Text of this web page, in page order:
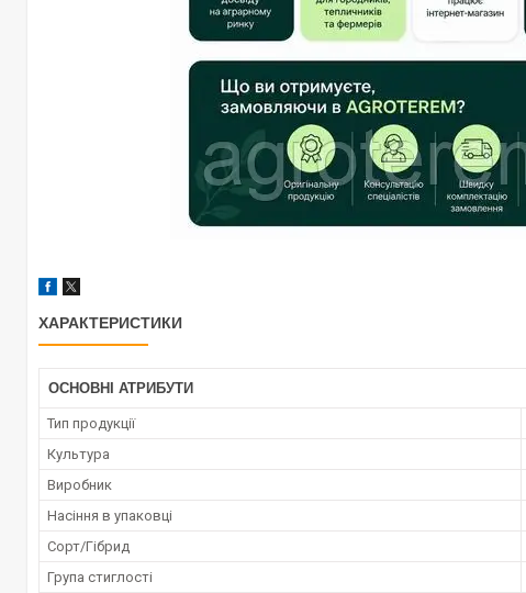
ХАРАКТЕРИСТИКИ
ОСНОВНІ АТРИБУТИ
Тип продукції
Культура
Виробник
Насіння в упаковці
Сорт/Гібрид
Група стиглості